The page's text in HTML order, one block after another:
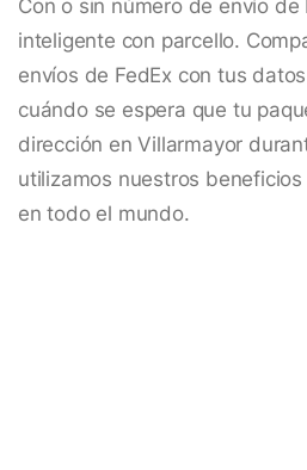
Con o sin número de envío de
inteligente con parcello.
envíos de FedEx con tus
cuándo se espera que tu
dirección en Villarmayor
utilizamos nuestros
en todo el mundo.